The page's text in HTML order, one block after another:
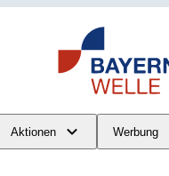
Aktionen Werbung